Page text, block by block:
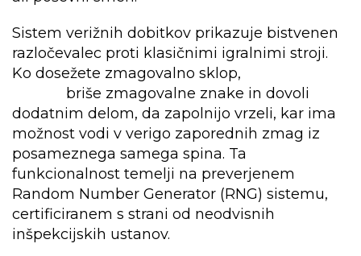
Sistem verižnih dobitkov prikazuje bistvenen
razločevalec proti klasičnimi igralnimi stroji.
Ko dosežete zmagovalno sklop,
briše zmagovalne znake in dovoli
dodatnim delom, da zapolnijo vrzeli, kar ima
možnost vodi v verigo zaporednih zmag iz
posameznega samega spina. Ta
funkcionalnost temelji na preverjenem
Random Number Generator (RNG) sistemu,
certificiranem s strani od neodvisnih
inšpekcijskih ustanov.